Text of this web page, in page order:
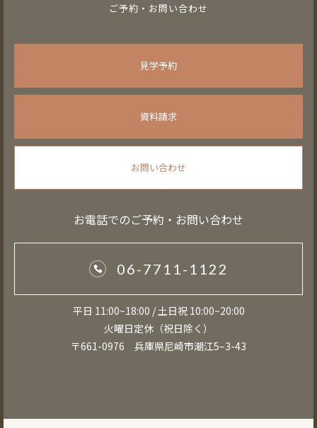
ご予約・お問い合わせ
見学予約
資料請求
お問い合わせ
お電話でのご予約・お問い合わせ
06-7711-1122
平日 11:00~18:00 / 土日祝 10:00~20:00
火曜日定休（祝日除く）
〒661-0976 兵庫県尼崎市潮江5–3-43